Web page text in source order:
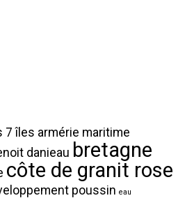
7 îles armérie maritime
danieau bretagne
côte de granit rose
poussin eau